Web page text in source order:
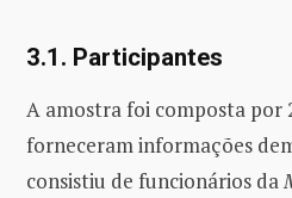
3.1. Participantes
A amostra foi composta por
forneceram informações
consistiu de funcionários da